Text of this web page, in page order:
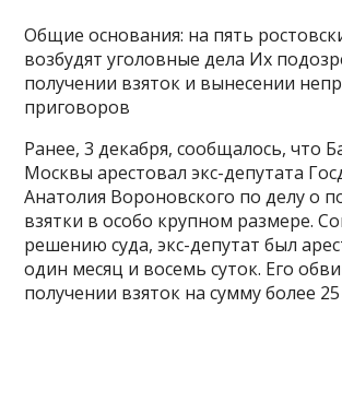
Общие основания: на пять
возбудят уголовные дела Их
получении взяток и вынесении
приговоров
Ранее, 3 декабря, сообщалось, что
Москвы арестовал экс-депутата
Анатолия Вороновского по делу о
взятки в особо крупном размере.
решению суда, экс-депутат был
один месяц и восемь суток. Его
получении взяток на сумму более